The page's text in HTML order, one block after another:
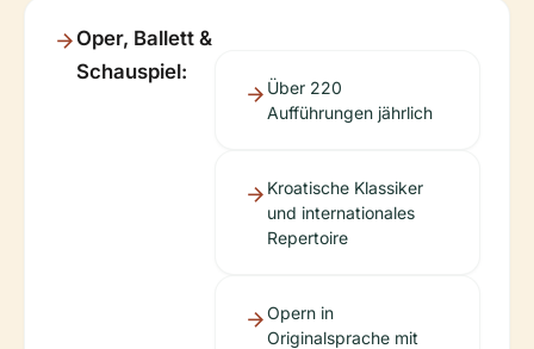
Oper, Ballett &
Schauspiel:
Über 220
Aufführungen jährlich
Kroatische Klassiker
und internationales
Repertoire
Opern in
Originalsprache mit